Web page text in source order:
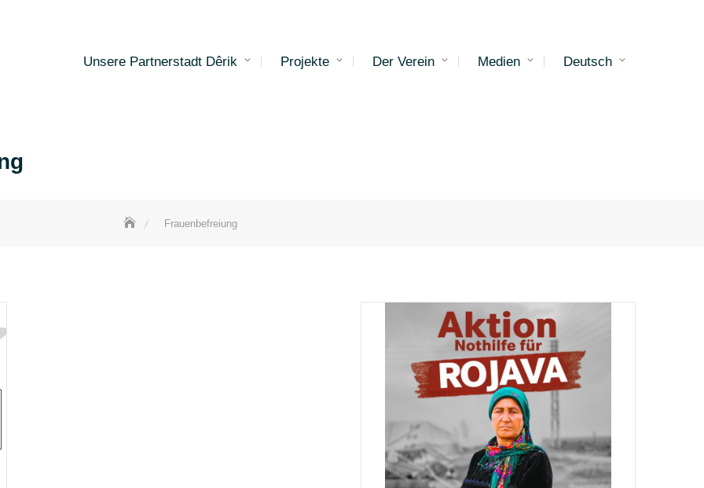
Unsere Partnerstadt Dêrik Projekte Der Verein Medien Deutsch
Frauenbefreiung